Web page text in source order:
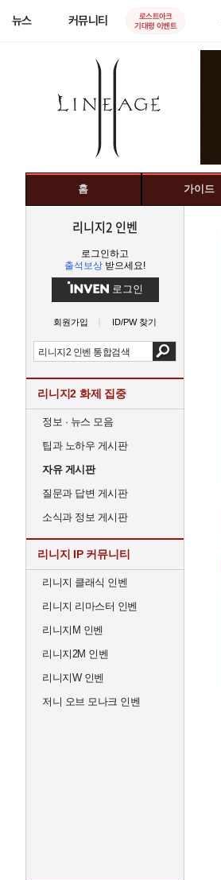
뉴스 커뮤니티
로스트아크
기대평 이벤트
홈 가이드
리니지2 인벤
로그인하고
출석보상 받으세요!
로그인
회원가입 ID/PW 찾기
리니지2 화제 집중
정보 · 뉴스 모음
팁과 노하우 게시판
자유 게시판
질문과 답변 게시판
소식과 정보 게시판
리니지 IP 커뮤니티
리니지 클래식 인벤
리니지 리마스터 인벤
리니지M 인벤
리니지2M 인벤
리니지W 인벤
저니 오브 모나크 인벤